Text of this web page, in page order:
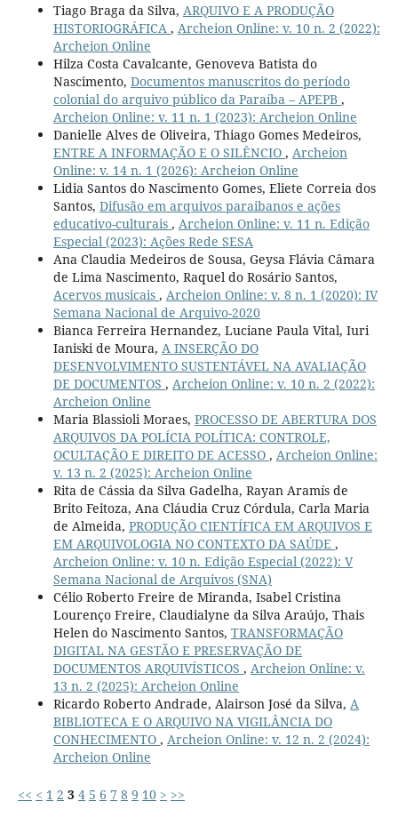
Tiago Braga da Silva, ARQUIVO E A PRODUÇÃO
HISTORIOGRÁFICA , Archeion Online: v. 10 n. 2 (2022):
Archeion Online
Hilza Costa Cavalcante, Genoveva Batista do
Nascimento, Documentos manuscritos do período
colonial do arquivo público da Paraíba – APEPB ,
Archeion Online: v. 11 n. 1 (2023): Archeion Online
Danielle Alves de Oliveira, Thiago Gomes Medeiros,
ENTRE A INFORMAÇÃO E O SILÊNCIO , Archeion
Online: v. 14 n. 1 (2026): Archeion Online
Lidia Santos do Nascimento Gomes, Eliete Correia dos
Santos, Difusão em arquivos paraibanos e ações
educativo-culturais , Archeion Online: v. 11 n. Edição
Especial (2023): Ações Rede SESA
Ana Claudia Medeiros de Sousa, Geysa Flávia Câmara
de Lima Nascimento, Raquel do Rosário Santos,
Acervos musicais , Archeion Online: v. 8 n. 1 (2020): IV
Semana Nacional de Arquivo-2020
Bianca Ferreira Hernandez, Luciane Paula Vital, Iuri
Ianiski de Moura, A INSERÇÃO DO
DESENVOLVIMENTO SUSTENTÁVEL NA AVALIAÇÃO
DE DOCUMENTOS , Archeion Online: v. 10 n. 2 (2022):
Archeion Online
Maria Blassioli Moraes, PROCESSO DE ABERTURA DOS
ARQUIVOS DA POLÍCIA POLÍTICA: CONTROLE,
OCULTAÇÃO E DIREITO DE ACESSO , Archeion Online:
v. 13 n. 2 (2025): Archeion Online
Rita de Cássia da Silva Gadelha, Rayan Aramís de
Brito Feitoza, Ana Cláudia Cruz Córdula, Carla Maria
de Almeida, PRODUÇÃO CIENTÍFICA EM ARQUIVOS E
EM ARQUIVOLOGIA NO CONTEXTO DA SAÚDE ,
Archeion Online: v. 10 n. Edição Especial (2022): V
Semana Nacional de Arquivos (SNA)
Célio Roberto Freire de Miranda, Isabel Cristina
Lourenço Freire, Claudialyne da Silva Araújo, Thais
Helen do Nascimento Santos, TRANSFORMAÇÃO
DIGITAL NA GESTÃO E PRESERVAÇÃO DE
DOCUMENTOS ARQUIVÍSTICOS , Archeion Online: v.
13 n. 2 (2025): Archeion Online
Ricardo Roberto Andrade, Alairson José da Silva, A
BIBLIOTECA E O ARQUIVO NA VIGILÂNCIA DO
CONHECIMENTO , Archeion Online: v. 12 n. 2 (2024):
Archeion Online
<< < 1 2 3 4 5 6 7 8 9 10 > >>